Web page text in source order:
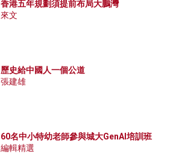
香港五年規劃須提前布局大鵬灣
來文
歷史給中國人一個公道
張建雄
60名中小特幼老師參與城大GenAI培訓班
編輯精選